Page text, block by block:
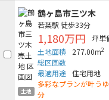
土地
鶴ヶ島市三ツ木
若葉駅 徒歩33分
1,180万円
坪単
土地面積
277.00m2
総区画数
最適用途 住宅用地
多彩なプランが叶う
分